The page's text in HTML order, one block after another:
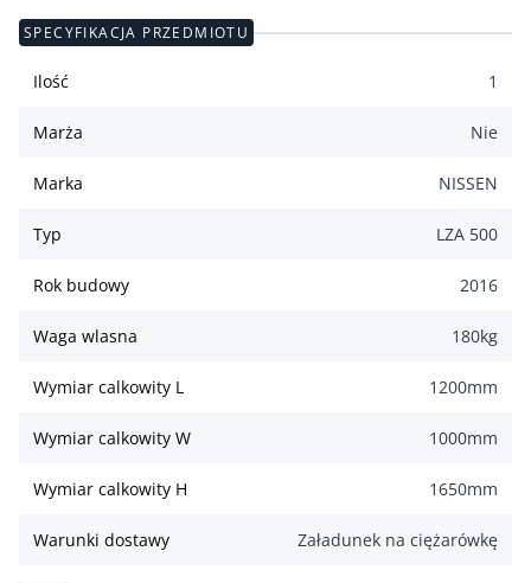
SPECYFIKACJA PRZEDMIOTU
Ilość 1
Marża Nie
Marka NISSEN
Typ LZA 500
Rok budowy 2016
Waga wlasna 180kg
Wymiar calkowity L 1200mm
Wymiar calkowity W 1000mm
Wymiar calkowity H 1650mm
Warunki dostawy Załadunek na ciężarówkę